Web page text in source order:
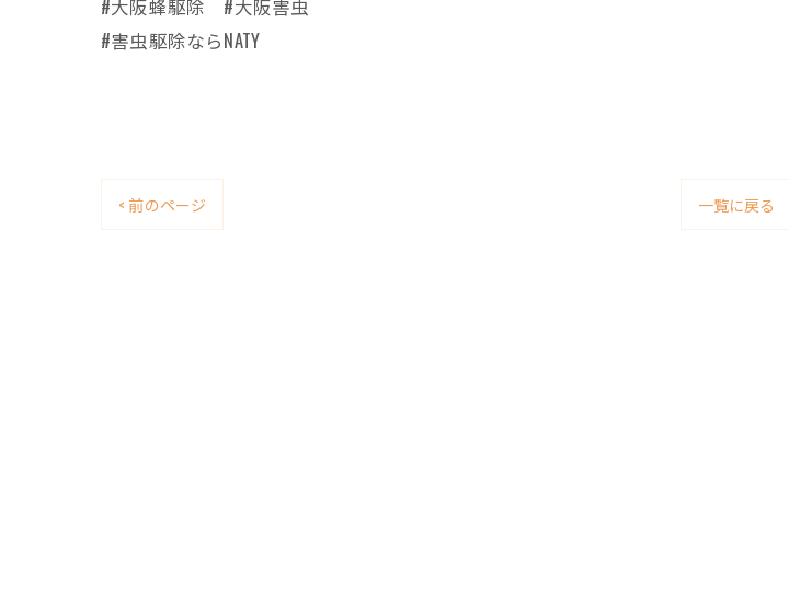
#大阪蜂駆除 #大阪害虫
#害虫駆除ならNATY
< 前のページ 一覧に戻る